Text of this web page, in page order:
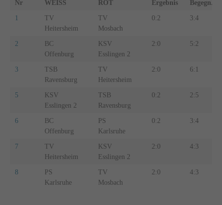
Nr WEISS ROT Ergebnis Begegn.
1
TV
Heitersheim
TV
Mosbach
0:2 3:4
2
BC
Offenburg
KSV
Esslingen 2
2:0 5:2
3
TSB
Ravensburg
TV
Heitersheim
2:0 6:1
5
KSV
Esslingen 2
TSB
Ravensburg
0:2 2:5
6
BC
Offenburg
PS
Karlsruhe
0:2 3:4
7
TV
Heitersheim
KSV
Esslingen 2
2:0 4:3
8
PS
Karlsruhe
TV
Mosbach
2:0 4:3